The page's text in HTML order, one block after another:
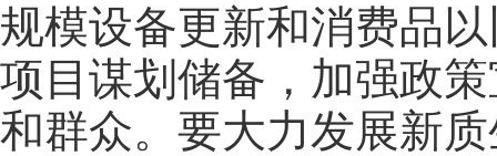
规模设备更新和消费品
项目谋划储备，加强政
和群众。要大力发展新